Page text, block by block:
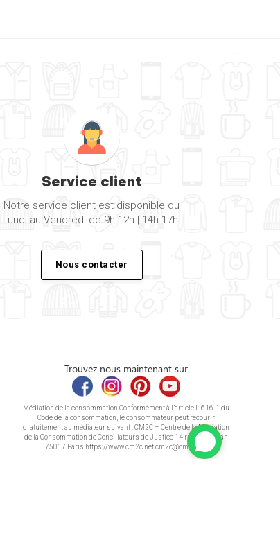
Service client
Notre service client est disponible du
Lundi au Vendredi de 9h-12h | 14h-17h.
Nous contacter
Trouvez nous maintenant sur
Médiation de la consommation Conformément à l’article L.616-1 du
Code de la consommation, le consommateur peut recourir
gratuitement au médiateur suivant : CM2C – Centre de la Médiation
de la Consommation de Conciliateurs de Justice 14 rue Saint Jean
75017 Paris https://www.cm2c.net cm2c@cm2c.net